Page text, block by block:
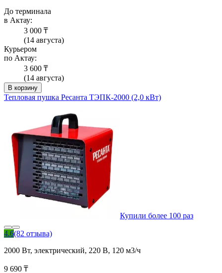
До терминала
в Актау:
3 000 ₸
(14 августа)
Курьером
по Актау:
3 600 ₸
(14 августа)
В корзину
Тепловая пушка Ресанта ТЭПК-2000 (2,0 кВт)
Купили более 100 раз
4.6(82 отзыва)
2000 Вт, электрический, 220 В, 120 м3/ч
9 690 ₸